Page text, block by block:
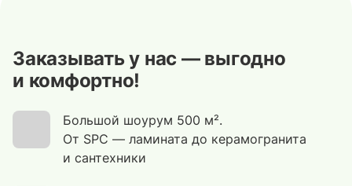
Заказывать у нас — выгодно
и комфортно!
Большой шоурум 500 м².
От SPC — ламината до керамогранита
и сантехники